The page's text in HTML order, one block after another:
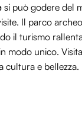
si può godere del
Il parco
il turismo
modo unico.
cultura e bellezza.